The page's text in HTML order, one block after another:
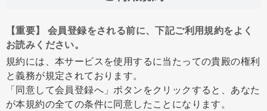
【重要】 会員登録をされる前に、下記ご利用規約をよく
お読みください。
規約には、本サービスを使用するに当たっての貴殿の権利
と義務が規定されております。
「同意して会員登録へ」ボタンをクリックすると、あなた
が本規約の全ての条件に同意したことになります。